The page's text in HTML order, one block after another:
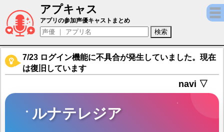
アプキャス
ルナテレジア（声優：森下来奈)【マブラヴ
アプリの参加声優キャストまとめ
7/23 ログイン機能に不具合が発生していました。現在
は復旧しています
navi ▽
ルナテレジア